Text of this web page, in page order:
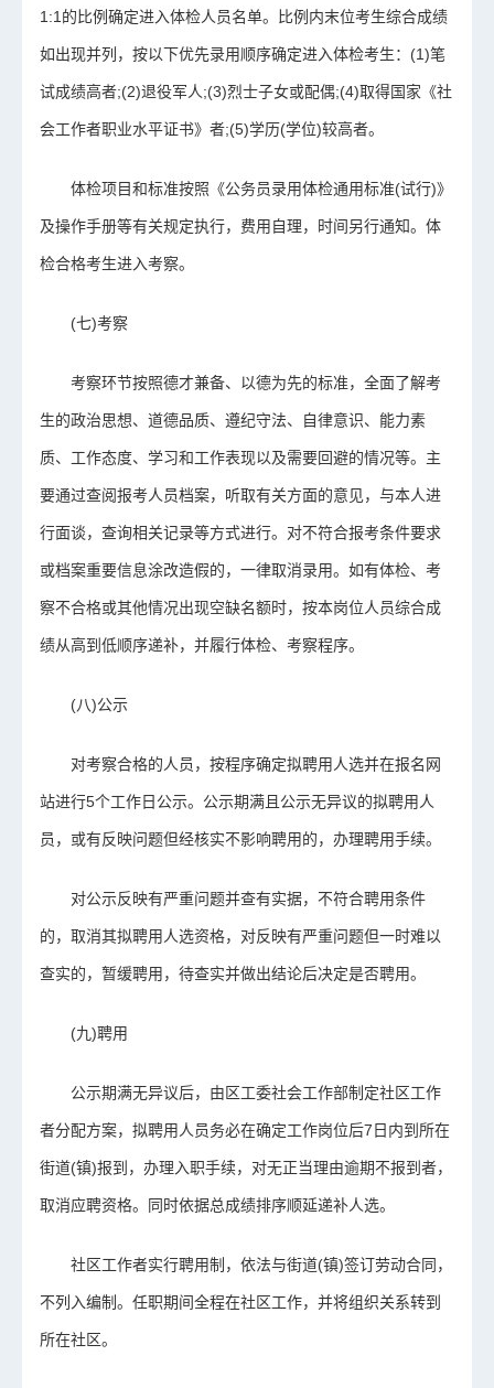
1:1的比例确定进入体检人员名单。比例内末位考生综合成绩
如出现并列，按以下优先录用顺序确定进入体检考生：(1)笔
试成绩高者;(2)退役军人;(3)烈士子女或配偶;(4)取得国家《社
会工作者职业水平证书》者;(5)学历(学位)较高者。
体检项目和标准按照《公务员录用体检通用标准(试行)》
及操作手册等有关规定执行，费用自理，时间另行通知。体
检合格考生进入考察。
(七)考察
考察环节按照德才兼备、以德为先的标准，全面了解考
生的政治思想、道德品质、遵纪守法、自律意识、能力素
质、工作态度、学习和工作表现以及需要回避的情况等。主
要通过查阅报考人员档案，听取有关方面的意见，与本人进
行面谈，查询相关记录等方式进行。对不符合报考条件要求
或档案重要信息涂改造假的，一律取消录用。如有体检、考
察不合格或其他情况出现空缺名额时，按本岗位人员综合成
绩从高到低顺序递补，并履行体检、考察程序。
(八)公示
对考察合格的人员，按程序确定拟聘用人选并在报名网
站进行5个工作日公示。公示期满且公示无异议的拟聘用人
员，或有反映问题但经核实不影响聘用的，办理聘用手续。
对公示反映有严重问题并查有实据，不符合聘用条件
的，取消其拟聘用人选资格，对反映有严重问题但一时难以
查实的，暂缓聘用，待查实并做出结论后决定是否聘用。
(九)聘用
公示期满无异议后，由区工委社会工作部制定社区工作
者分配方案，拟聘用人员务必在确定工作岗位后7日内到所在
街道(镇)报到，办理入职手续，对无正当理由逾期不报到者，
取消应聘资格。同时依据总成绩排序顺延递补人选。
社区工作者实行聘用制，依法与街道(镇)签订劳动合同，
不列入编制。任职期间全程在社区工作，并将组织关系转到
所在社区。